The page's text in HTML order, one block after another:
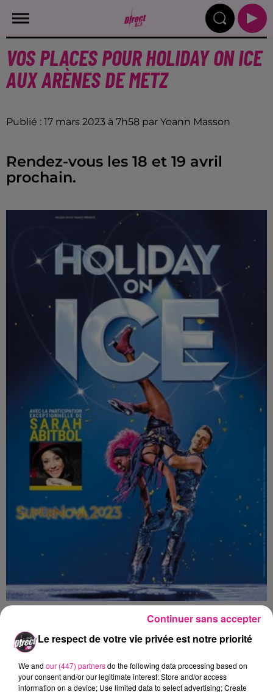
VOS PLACES POUR HOLIDAY ON ICE
AUX ARÈNES DE METZ
Publié : 17 mars 2023 à 7h58 par Yoann Masson
Rendez-vous les 18 et 19 avril
prochain.
“SUPERNOVA 2023”, le nouveau spectacle
d’Holiday on Iceest un véritable hymne à la
vie. Oubliez cette triste Terre le temps d’un
spectacle, et laissez-vous entrainer aux
Le respect de votre vie privée est notre priorité
We and our (447) partnersdo the following data processing based on
your consent and/or our legitimate interest: Store and/or access
information on a device; Use limited data to select advertising; Create
Continuer sans accepter